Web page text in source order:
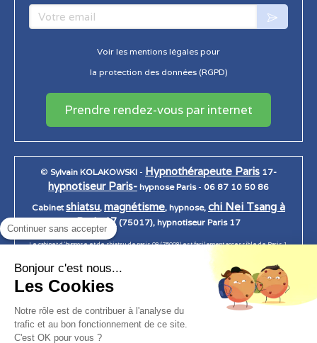
Votre email
Voir les mentions légales pour
la protection des données (RGPD)
Prendre rendez-vous par internet
© Sylvain KOLAKOWSKI - Hypnothérapeute Paris 17-
hypnotiseur Paris- hypnose Paris- 06 87 10 50 86
Cabinetshiatsu, magnétisme, hypnose, chi Nei Tsang à
Paris 17 (75017), hypnotiseur Paris 17
Le cabinet d 'hypnose et de shiatsu de paris 08 (75008) est facilement accessible de Paris 1,
12, Paris 13, Paris 14, Paris 15, Paris 16, Paris 17, Paris 18, Paris 19, Paris 20.
Création et référencement du site par Simplébo
Continuer sans accepter
Bonjour c'est nous...
Les Cookies
Notre rôle est de contribuer à l'analyse du
trafic et au bon fonctionnement de ce site.
C'est OK pour vous ?